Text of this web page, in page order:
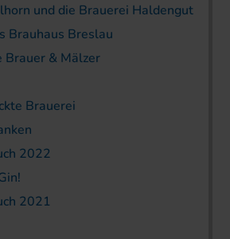
und die Brauerei Haldengut
Brauhaus Breslau
Brauer & Mälzer
Brauerei
2022
2021